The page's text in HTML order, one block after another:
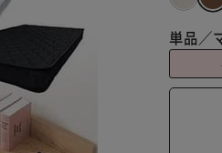
単品／